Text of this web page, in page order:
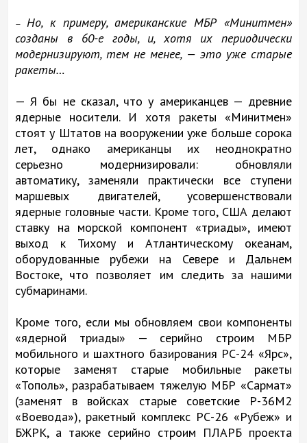
— Но, к примеру, американские МБР «Минитмен»
созданы в 60-е годы, и, хотя их периодически
модернизируют, тем не менее, — это уже старые
ракеты…
— Я бы не сказал, что у американцев — древние
ядерные носители. И хотя ракеты «Минитмен»
стоят у Штатов на вооружении уже больше сорока
лет, однако американцы их неоднократно
серьезно модернизировали: обновляли
автоматику, заменяли практически все ступени
маршевых двигателей, усовершенствовали
ядерные головные части. Кроме того, США делают
ставку на морской компонент «триады», имеют
выход к Тихому и Атлантическому океанам,
оборудованные рубежи на Севере и Дальнем
Востоке, что позволяет им следить за нашими
субмаринами.
Кроме того, если мы обновляем свои компоненты
«ядерной триады» — серийно строим МБР
мобильного и шахтного базирования РС-24 «Ярс»,
которые заменят старые мобильные ракеты
«Тополь», разрабатываем тяжелую МБР «Сармат»
(заменят в войсках старые советские Р-36М2
«Воевода»), ракетный комплекс РС-26 «Рубеж» и
БЖРК, а также серийно строим ПЛАРБ проекта